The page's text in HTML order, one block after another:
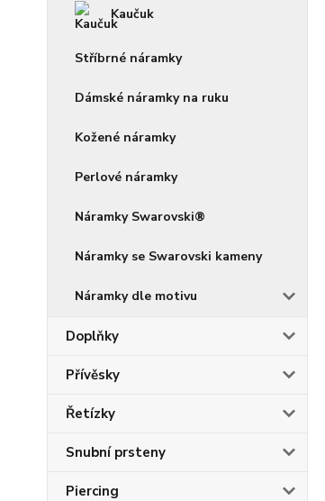
Kaučuk
Stříbrné náramky
Dámské náramky na ruku
Kožené náramky
Perlové náramky
Náramky Swarovski®
Náramky se Swarovski kameny
Náramky dle motivu
Doplňky
Přívěsky
Řetízky
Snubní prsteny
Piercing